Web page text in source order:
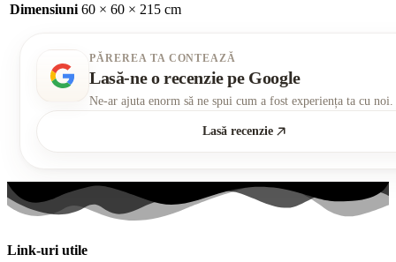
Dimensiuni 60 × 60 × 215 cm
PĂREREA TA CONTEAZĂ
Lasă-ne o recenzie pe Google
Ne-ar ajuta enorm să ne spui cum a fost experiența ta cu noi.
Lasă recenzie
Link-uri utile